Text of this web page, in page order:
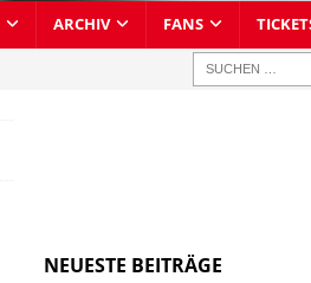
ARCHIV FANS
NEUESTE BEITRÄGE